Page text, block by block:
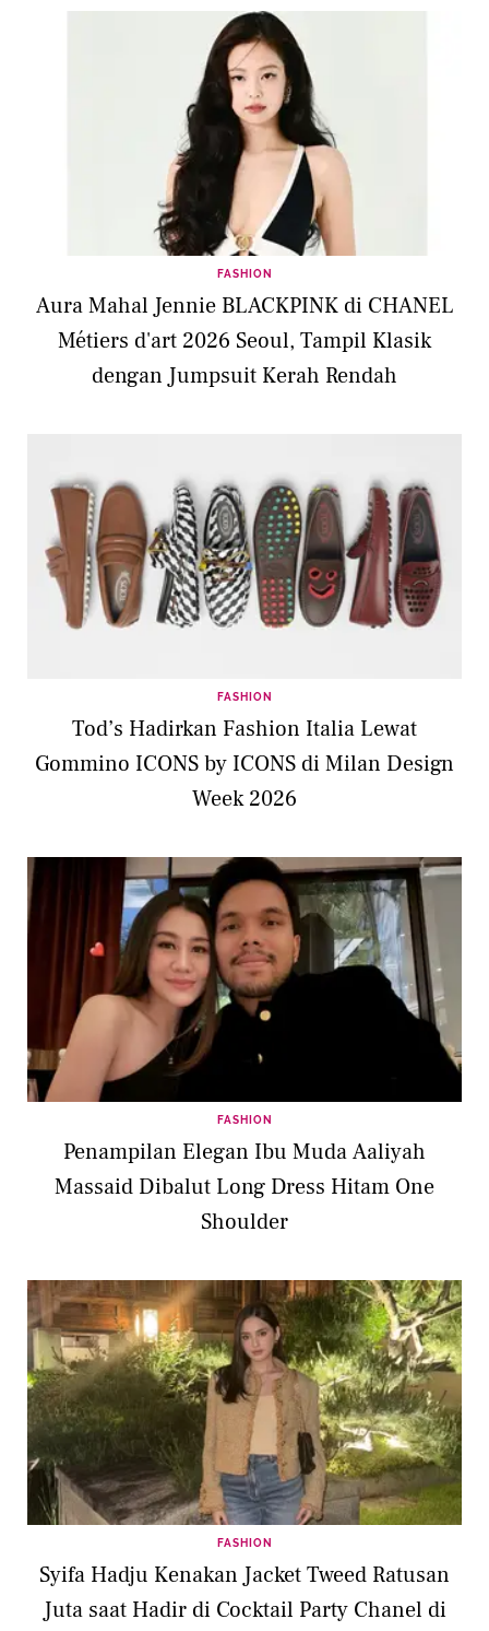
FASHION
Aura Mahal Jennie BLACKPINK di CHANEL
Métiers d'art 2026 Seoul, Tampil Klasik
dengan Jumpsuit Kerah Rendah
FASHION
Tod’s Hadirkan Fashion Italia Lewat
Gommino ICONS by ICONS di Milan Design
Week 2026
FASHION
Penampilan Elegan Ibu Muda Aaliyah
Massaid Dibalut Long Dress Hitam One
Shoulder
FASHION
Syifa Hadju Kenakan Jacket Tweed Ratusan
Juta saat Hadir di Cocktail Party Chanel di